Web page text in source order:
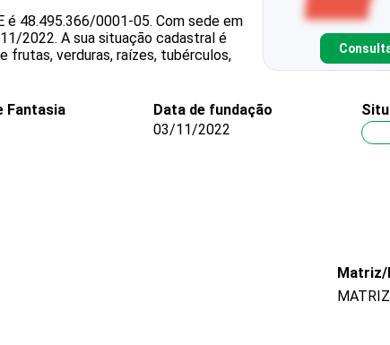
é 48.495.366/0001-05. Com sede em
2022. A sua situação cadastral é
frutas, verduras, raízes, tubérculos,
Fantasia
Data de fundação
03/11/2022
Matriz/
MATRIZ